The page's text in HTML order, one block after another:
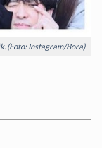
(Foto: Instagram/Bora)